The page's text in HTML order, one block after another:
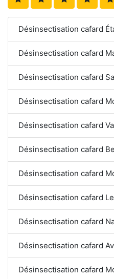
Désinsectisation cafard
Désinsectisation cafard
Désinsectisation cafard
Désinsectisation cafard
Désinsectisation cafard
Désinsectisation cafard
Désinsectisation cafard
Désinsectisation cafard
Désinsectisation cafard
Désinsectisation cafard
Désinsectisation cafard